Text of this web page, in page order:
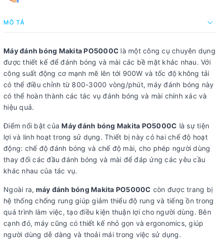
MÔ TẢ
Máy đánh bóng Makita PO5000C là một công cụ chuyên dụng
được thiết kế để đánh bóng và mài các bề mặt khác nhau. Với
công suất động cơ mạnh mẽ lên tới 900W và tốc độ không tải
có thể điều chỉnh từ 800-3000 vòng/phút, máy đánh bóng này
có thể hoàn thành các tác vụ đánh bóng và mài chính xác và
hiệu quả.
Điểm nổi bật củaMáy đánh bóng Makita PO5000C là sự tiện
lợi và linh hoạt trong sử dụng. Thiết bị này có hai chế độ hoạt
động: chế độ đánh bóng và chế độ mài, cho phép người dùng
thay đổi các đầu đánh bóng và mài để đáp ứng các yêu cầu
khác nhau của tác vụ.
Ngoài ra, máy đánh bóng Makita PO5000C còn được trang bị
hệ thống chống rung giúp giảm thiểu độ rung và tiếng ồn trong
quá trình làm việc, tạo điều kiện thuận lợi cho người dùng. Bên
cạnh đó, máy cũng có thiết kế nhỏ gọn và ergonomics, giúp
người dùng dễ dàng và thoải mái trong việc sử dụng.